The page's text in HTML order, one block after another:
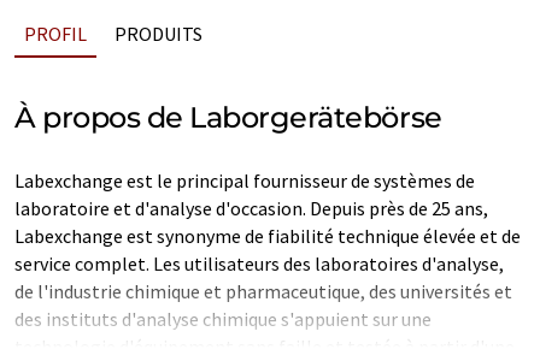
PROFIL PRODUITS
À propos de Laborgerätebörse
Labexchange est le principal fournisseur de systèmes de
laboratoire et d'analyse d'occasion. Depuis près de 25 ans,
Labexchange est synonyme de fiabilité technique élevée et de
service complet. Les utilisateurs des laboratoires d'analyse,
de l'industrie chimique et pharmaceutique, des universités et
des instituts d'analyse chimique s'appuient sur une